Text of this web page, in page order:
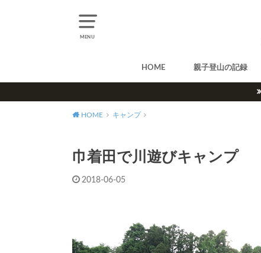
MENU
HOME 親子登山の記録
HOME キャンプ
巾着田で川遊びキャンプ
2018-06-05